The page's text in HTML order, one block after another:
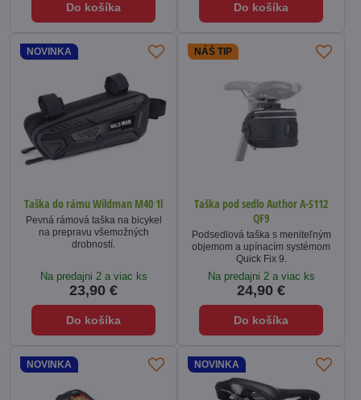
Do košíka Do košíka
NOVINKA
Taška do rámu Wildman M40 1l
Pevná rámová taška na bicykel
na prepravu všemožných
drobností.
Na predajni 2 a viac ks
23,90 €
Do košíka
NÁŠ TIP
Taška pod sedlo Author A-S112
QF9
Podsedlová taška s meniteľným
objemom a upínacím systémom
Quick Fix 9.
Na predajni 2 a viac ks
24,90 €
Do košíka
NOVINKA NOVINKA